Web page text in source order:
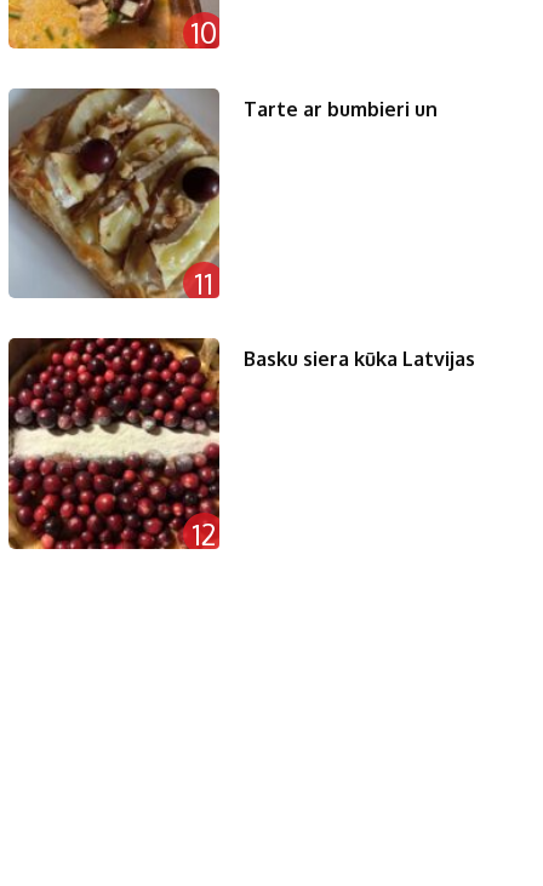
10
11
Tarte ar bumbieri un
12
Basku siera kūka Latvijas